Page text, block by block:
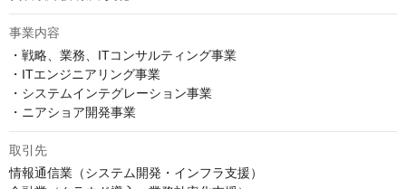
事業内容
・戦略、業務、ITコンサルティング事業
・ITエンジニアリング事業
・システムインテグレーション事業
・ニアショア開発事業
取引先
情報通信業（システム開発・インフラ支援）